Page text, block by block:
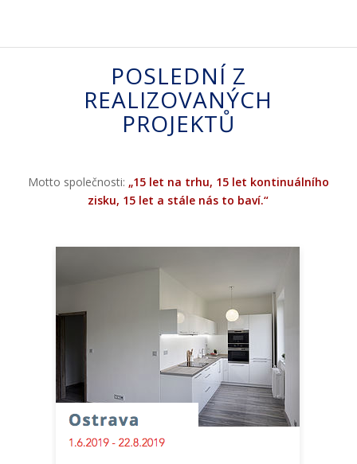
POSLEDNÍ Z
REALIZOVANÝCH
PROJEKTŮ
Motto společnosti: „15 let na trhu, 15 let kontinuálního
zisku, 15 let a stále nás to baví.“